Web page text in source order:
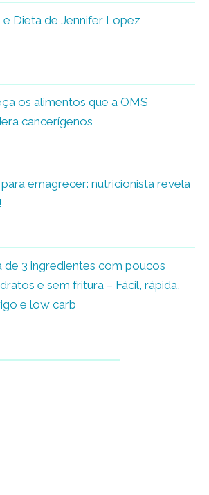
e Dieta de Jennifer Lopez
os alimentos que a OMS
cancerígenos
emagrecer: nutricionista revela
de 3 ingredientes com poucos
e sem fritura – Fácil, rápida,
e low carb